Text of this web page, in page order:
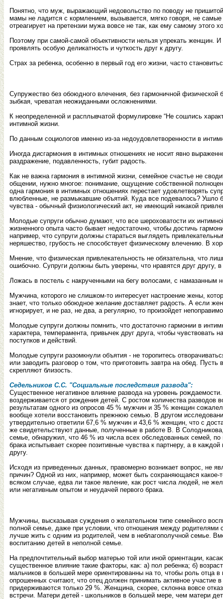
Понятно, что муж, выражающий недовольство по поводу не
мамы не ладится с кормлением, вызывается, мягко говоря, не
отреагирует на претензии мужа вовсе не так, как ему самому
Поэтому при самой-самой объективности нельзя упрекать женщин.
проявлять особую деликатность и чуткость друг к другу.
Страх за ребенка, особенно в первый год его жизни, часто
Супружество без обоюдного влечения, без гармоничной физической
зыбкая, чреватая неожиданными осложнениями.
К неопределенной и расплывчатой формулировке “Не сошлись
интимной жизни.
По данным социологов именно из-за недоудовлетворенности в
Иногда дисгармония в интимных отношениях не носит явно
раздражение, подавленность, губит радость.
Как не важна гармония в интимной жизни, семейное счастье не
общении, нужно многое: понимание, ощущение собственной
одна гармония в интимных отношениях перестает удовлетворять
влюбленные, не размыкавшие объятий. Куда все подевалось? Ушло
чувства - обычный физиологический акт, не имеющий никакой
Молодые супруги обычно думают, что все шероховатости их
жизненного опыта часто бывает недостаточно, чтобы достичь
например, что супруги должны стараться выглядеть
неряшество, грубость не способствует физическому влечению. В
Мнение, что физическая привлекательность не обязательна, что
ошибочно. Супруги должны быть уверены, что нравятся друг другу,
Ложась в постель с накрученными на бегу волосами, с
Мужчина, которого не слишком-то интересует настроение жены,
знает, что только обоюдное желание доставляет радость. А если
игнорирует, и не раз, не два, а регулярно, то произойдет
Молодые супруги должны помнить, что достаточно гармонии в
характера, темперамента, привычек друг друга, чтобы чувствовать
поступков и действий.
Молодые супруги разомкнули объятия - не торопитесь
или заводить разговор о том, что приготовить завтра на обед.
скрепляют близость.
Седельников С.С. "Социальные последствия развода":
Существенное негативное влияние развода на уровень
воздерживается от рождения детей. С ростом количества
результатам одного из опросов 45 % мужчин и 35 % женщин
вообще хотели восстановить прежнюю семью. В другом
утвердительно ответили 67,6 % мужчин и 43,6 % женщин, что с
же свидетельствуют данные, полученные в работе В. В
семье, обнаружил, что 46 % из числа всех обследованных семей,
брака испытывает скорее позитивные чувства к партнеру, а в
другу.
Исходя из приведенных данных, правомерно возникает вопрос, не
причин? Одной из них, например, может быть сохраняющаяся
всяком случае, едва ли такое явление, как рост числа людей, не
или негативным опытом и неудачей первого брака.
Мужчины, высказывая суждения о желательном типе семейного
полной семье, даже при условии, что отношения между родителями
лучше жить с одним из родителей, чем в неблагополучной семье.
воспитанию детей в неполной семье.
На предпочтительный выбор матерью той или иной ориентации,
существенное влияние такие факторы, как: а) пол ребенка; б)
мальчиков в большей мере ориентированны на то, чтобы роль отца
опрошенных считают, что отец должен принимать активное участие
придерживаются только 29 %. Женщина, скорее, склонна вовсе
встречи. Матери детей - школьников в большей мере, чем матери